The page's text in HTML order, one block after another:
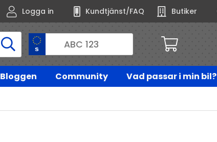
Logga in Kundtjänst/FAQ Butiker
Bloggen Community
Vad passar i min bil?